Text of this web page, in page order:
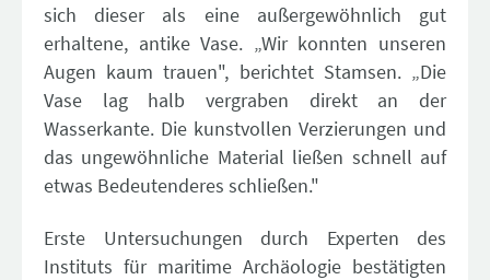
sich dieser als eine außergewöhnlich gut
erhaltene, antike Vase. „Wir konnten unseren
Augen kaum trauen", berichtet Stamsen. „Die
Vase lag halb vergraben direkt an der
Wasserkante. Die kunstvollen Verzierungen und
das ungewöhnliche Material ließen schnell auf
etwas Bedeutenderes schließen."
Erste Untersuchungen durch Experten des
Instituts für maritime Archäologie bestätigten